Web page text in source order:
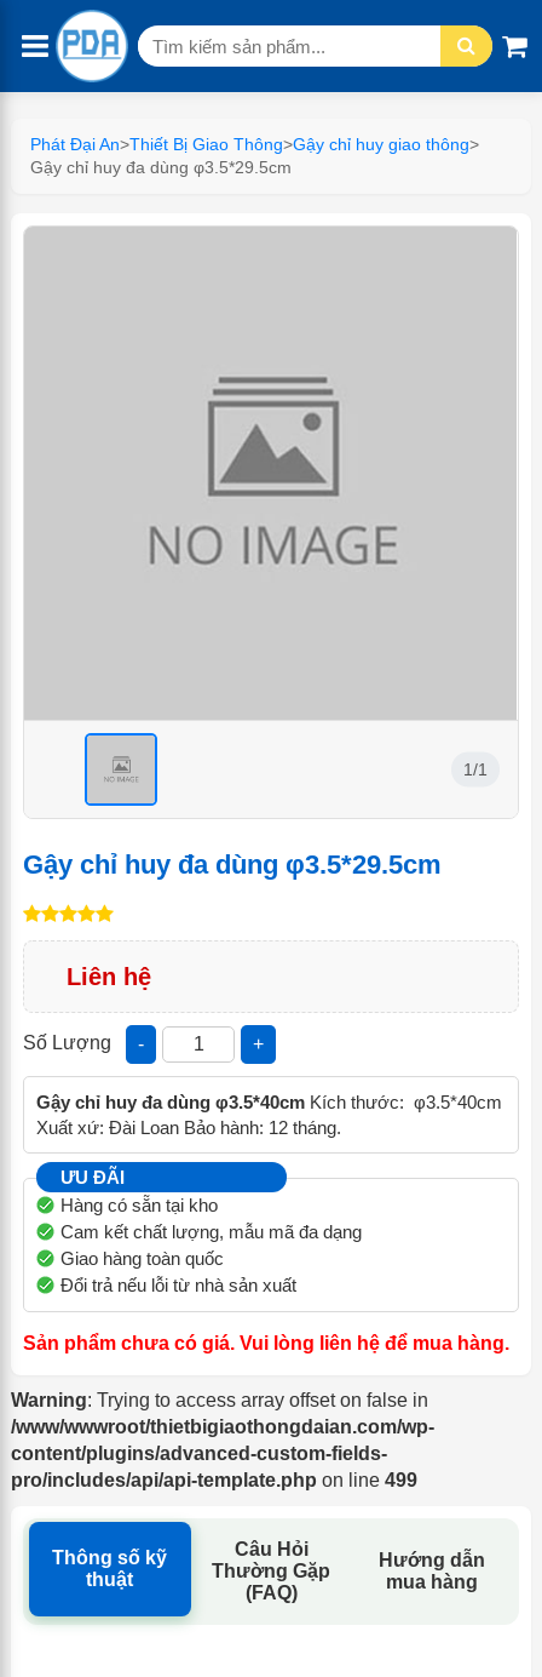
Tìm
Phát Đại An>Thiết Bị Giao Thông>Gậy chỉ huy giao thông>
Gậy chỉ huy đa dùng φ3.5*29.5cm
<
1/1
Gậy chỉ huy đa dùng φ3.5*29.5cm
Liên hệ
Số Lượng - +
Gậy chỉ huy đa dùng φ3.5*40cm Kích thước: φ3.5*40cm
Xuất xứ: Đài Loan Bảo hành: 12 tháng.
ƯU ĐÃI
Hàng có sẵn tại kho
Cam kết chất lượng, mẫu mã đa dạng
Giao hàng toàn quốc
Đổi trả nếu lỗi từ nhà sản xuất
Sản phẩm chưa có giá. Vui lòng liên hệ để mua hàng.
Warning: Trying to access array offset on false in
/www/wwwroot/thietbigiaothongdaian.com/wp-
content/plugins/advanced-custom-fields-
pro/includes/api/api-template.php on line499
Thông số kỹ
thuật
Câu Hỏi
Thường Gặp
(FAQ)
Hướng dẫn
mua hàng